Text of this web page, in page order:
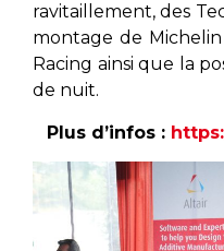
ravitaillement, des
montage de
Racing ainsi que la
de nuit.
Plus d’infos :